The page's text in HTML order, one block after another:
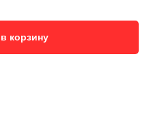
корзину